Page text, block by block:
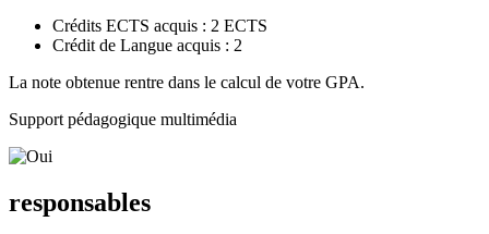
Crédits ECTS acquis : 2 ECTS
Crédit de Langue acquis : 2
La note obtenue rentre dans le calcul de votre GPA.
Support pédagogique multimédia
responsables